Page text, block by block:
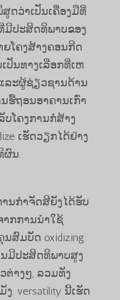
ສູດວ່າເປັນເຄື່ອງມືທີ່
ມີປະສິດທິພາບຂອງ
ໂຄງສ້າງຄອນກີດ
ປັນທາງເລືອກທີ່ເຫ
ະຜູ້ຊ່ຽວຊານດ້ານ
ຮື້ຖອນອາຄານເກົ່າ
ໂຄງການກໍ່ສ້າງ
ເຮັດວຽກໄດ້ຢ່າງ
ຜົນ.
ນກໍາຈັດສີຍັງໄດ້ຮັບ
ກການນໍາໃຊ້
ຄຸນສົມບັດ oxidizing
ມີປະສິດທິພາບສູງ
ຕ່າງໆ, ລວມທັງ
. versatility ນີ້ເຮັດ